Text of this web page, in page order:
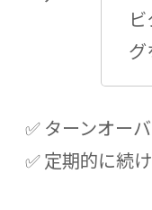
グ
✅ ターンオー
✅ 定期的に続